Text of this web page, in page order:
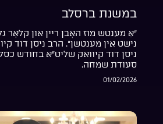
במשנת ברסלב
“אַ מענטש מוז האָבן ריין און קלאָר
נישט אין מענטשן”. הרב ניסן דוד
ניסן דוד קיוואק שליט”א בחודש
סעודת שמחה.
01/02/2026